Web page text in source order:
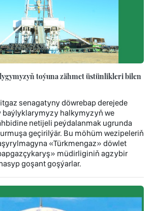
toýuna zähmet üstünlikleri bilen
senagatyny döwrebap derejede
baýlyklarymyzy halkymyzyň we
netijeli peýdalanmak ugrunda
geçirilýär. Bu möhüm wezipeleriň
«Türkmengaz» döwlet
müdirliginiň agzybir
goşant goşýarlar.